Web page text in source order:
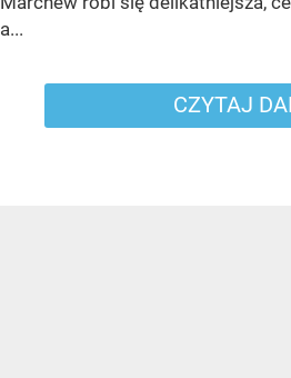
a...
CZYTAJ